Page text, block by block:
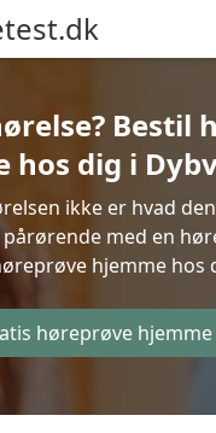
Bestil
hos dig i
ikke er hvad
med en
hjemme hos
høreprøve